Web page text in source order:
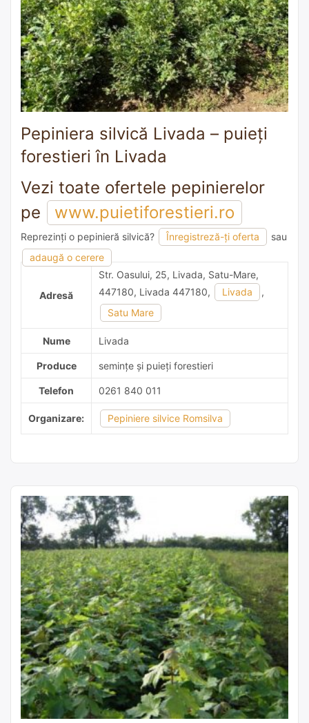
Pepiniera silvică Livada – puieți
forestieri în Livada
Vezi toate ofertele pepinierelor
pe
www.puietiforestieri.ro
Reprezinți o pepinieră silvică? Înregistreză-ți oferta
sau
adaugă o cerere
1 recomandare
Adresă
Str. Oasului, 25, Livada, Satu-Mare,
447180, Livada 447180,
Livada
,
Satu Mare
Nume Livada
Produce semințe și puieți forestieri
Telefon 0261 840 011
Organizare: Pepiniere silvice Romsilva